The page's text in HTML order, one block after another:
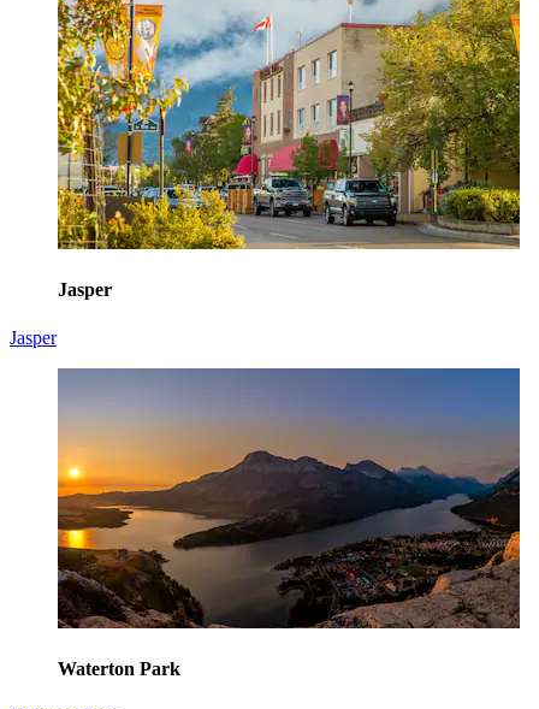
Jasper
Jasper
Waterton Park